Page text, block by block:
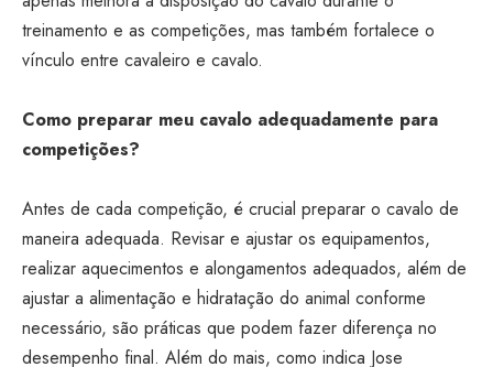
treinamento e as competições, mas também fortalece o
vínculo entre cavaleiro e cavalo.
Como preparar meu cavalo adequadamente para
competições?
Antes de cada competição, é crucial preparar o cavalo de
maneira adequada. Revisar e ajustar os equipamentos,
realizar aquecimentos e alongamentos adequados, além de
ajustar a alimentação e hidratação do animal conforme
necessário, são práticas que podem fazer diferença no
desempenho final. Além do mais, como indica Jose